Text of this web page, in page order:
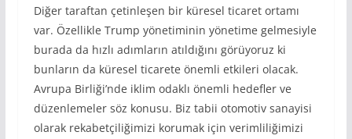
Diğer taraftan çetinleşen bir küresel ticaret ortamı
var. Özellikle Trump yönetiminin yönetime gelmesiyle
burada da hızlı adımların atıldığını görüyoruz ki
bunların da küresel ticarete önemli etkileri olacak.
Avrupa Birliği’nde iklim odaklı önemli hedefler ve
düzenlemeler söz konusu. Biz tabii otomotiv sanayisi
olarak rekabetçiliğimizi korumak için verimliliğimizi